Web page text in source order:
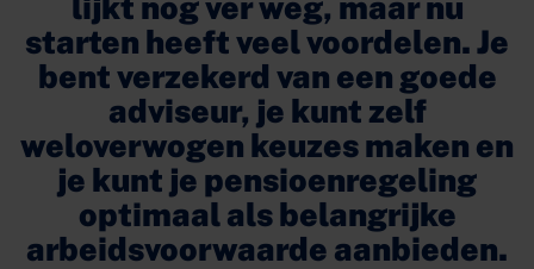
starten heeft veel voordelen. Je
bent verzekerd van een goede
adviseur, je kunt zelf
weloverwogen keuzes maken en
je kunt je pensioenregeling
optimaal als belangrijke
arbeidsvoorwaarde aanbieden.